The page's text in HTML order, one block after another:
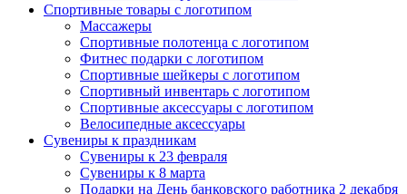
Спортивные товары с логотипом
Массажеры
Спортивные полотенца с логотипом
Фитнес подарки с логотипом
Спортивные шейкеры с логотипом
Спортивный инвентарь с логотипом
Спортивные аксессуары с логотипом
Велосипедные аксессуары
Сувениры к праздникам
Сувениры к 23 февраля
Сувениры к 8 марта
Подарки на День банковского работника 2 декабря